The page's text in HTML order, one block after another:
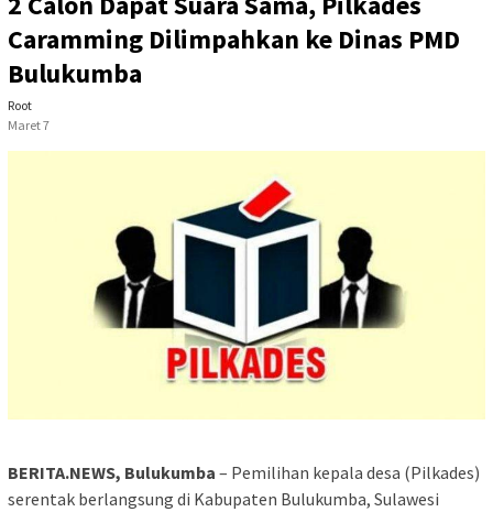
Caramming Dilimpahkan ke Dinas PMD
Bulukumba
Root
Maret 7
BERITA.NEWS, Bulukumba – Pemilihan kepala desa (Pilkades)
serentak berlangsung di Kabupaten Bulukumba, Sulawesi